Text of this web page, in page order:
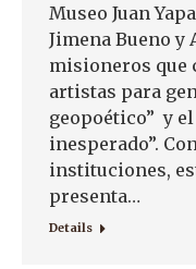
Museo Juan
Jimena Bueno
misioneros que
artistas para
geopoético” y
inesperado”.
instituciones,
presenta…
Details